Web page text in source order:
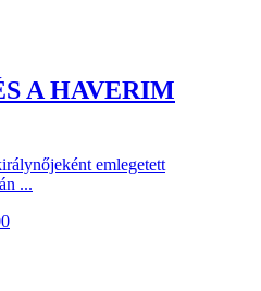
A HAVERIM
emlegetett
...